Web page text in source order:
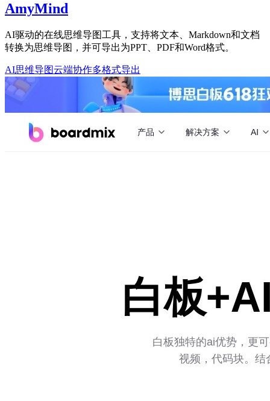
AmyMind
AI驱动的在线思维导图工具，支持将文本、Markdown和文档
转换为思维导图，并可导出为PPT、PDF和Word格式。
AI思维导图云端协作多格式导出